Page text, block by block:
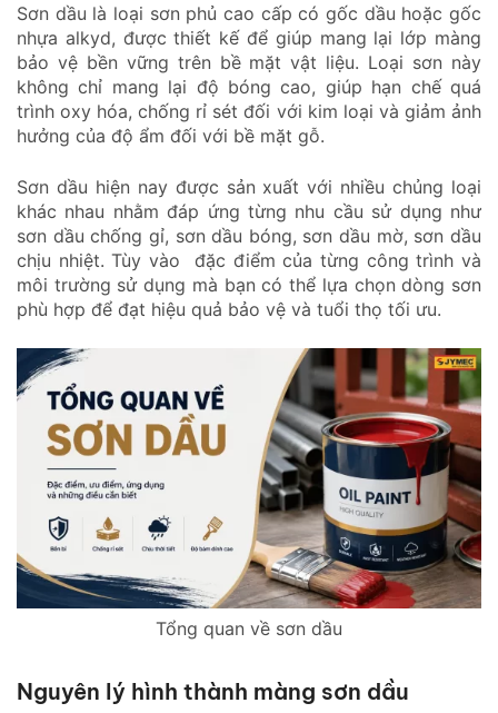
Sơn dầu là loại sơn phủ cao cấp có gốc dầu hoặc gốc
nhựa alkyd, được thiết kế để giúp mang lại lớp màng
bảo vệ bền vững trên bề mặt vật liệu. Loại sơn này
không chỉ mang lại độ bóng cao, giúp hạn chế quá
trình oxy hóa, chống rỉ sét đối với kim loại và giảm ảnh
hưởng của độ ẩm đối với bề mặt gỗ.
Sơn dầu hiện nay được sản xuất với nhiều chủng loại
khác nhau nhằm đáp ứng từng nhu cầu sử dụng như
sơn dầu chống gỉ, sơn dầu bóng, sơn dầu mờ, sơn dầu
chịu nhiệt. Tùy vào đặc điểm của từng công trình và
môi trường sử dụng mà bạn có thể lựa chọn dòng sơn
phù hợp để đạt hiệu quả bảo vệ và tuổi thọ tối ưu.
Tổng quan về sơn dầu
Nguyên lý hình thành màng sơn dầu